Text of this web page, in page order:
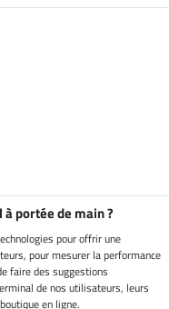
portée de main ?
pour offrir une
pour mesurer la performance
faire des suggestions
de nos utilisateurs, leurs
en ligne.